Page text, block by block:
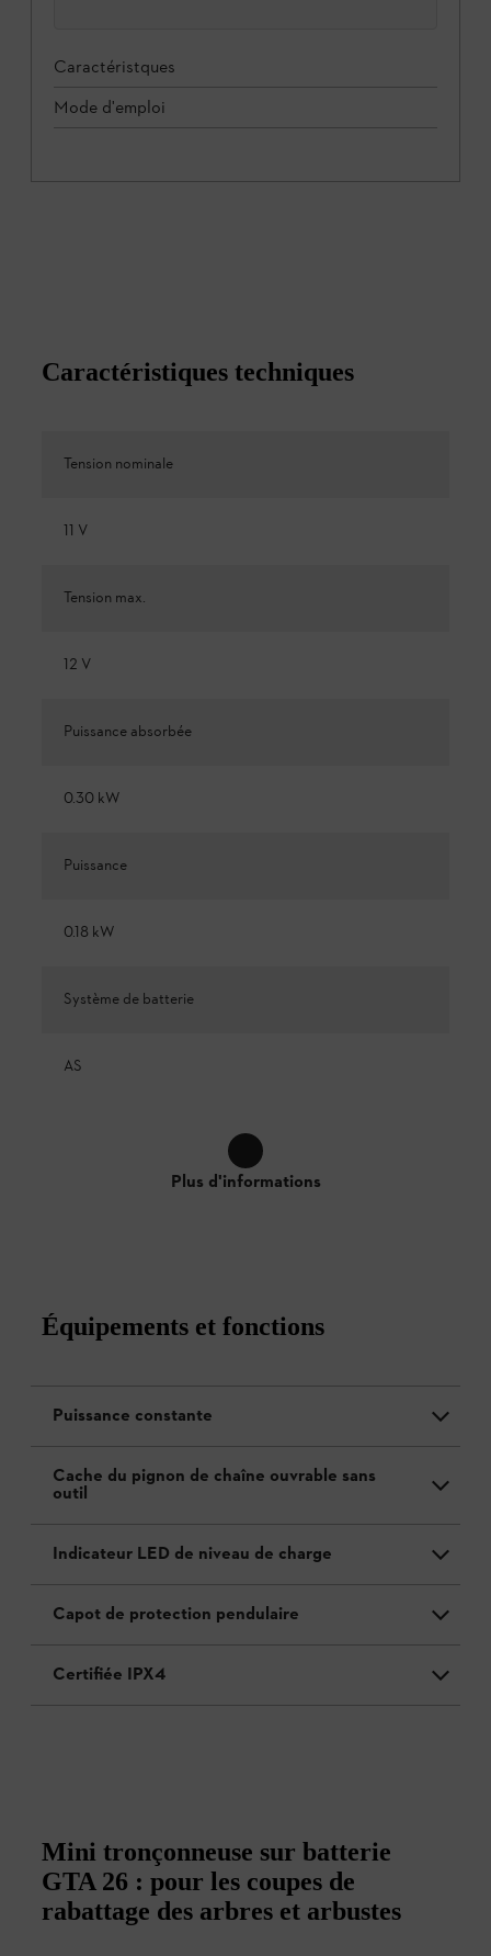
Caractéristques
Mode d'emploi
Caractéristiques techniques
Tension nominale
11 V
Tension max.
12 V
Puissance absorbée
0.30 kW
Puissance
0.18 kW
Système de batterie
AS
Plus d'informations
Équipements et fonctions
Puissance constante
Cache du pignon de chaîne ouvrable sans
outil
Indicateur LED de niveau de charge
Capot de protection pendulaire
Certifiée IPX4
Mini tronçonneuse sur batterie
GTA 26 : pour les coupes de
rabattage des arbres et arbustes